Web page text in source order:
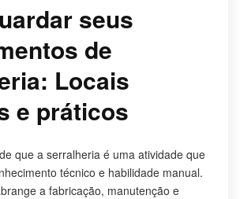
seus
de
Locais
e práticos
que a serralheria é uma atividade que
técnico e habilidade manual.
a fabricação, manutenção e